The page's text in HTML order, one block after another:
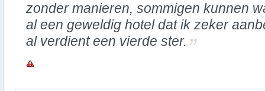
zonder manieren, sommigen kunnen
al een geweldig hotel dat ik zeker
al verdient een vierde ster.